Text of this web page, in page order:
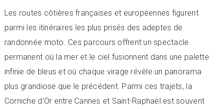
Les routes côtières françaises et européennes figurent
parmi les itinéraires les plus prisés des adeptes de
randonnée moto. Ces parcours offrent un spectacle
permanent où la mer et le ciel fusionnent dans une palette
infinie de bleus et où chaque virage révèle un panorama
plus grandiose que le précédent. Parmi ces trajets, la
Corniche d’Or entre Cannes et Saint-Raphaël est souvent